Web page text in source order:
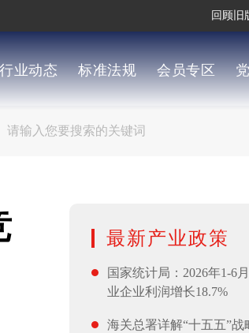
回顾旧
行业动态 标准法规 会员专区
最新产业政策
国家统计局：2026年1-6
业企业利润增长18.7%
海关总署详解“十五五”战